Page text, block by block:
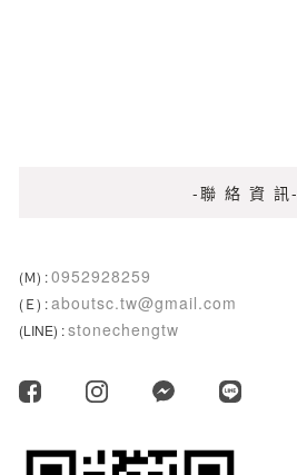
-聯 絡 資 訊-
(Ｍ) :0952928259
(Ｅ) :aboutsc.tw@gmail.com
(LINE) :stonechengtw